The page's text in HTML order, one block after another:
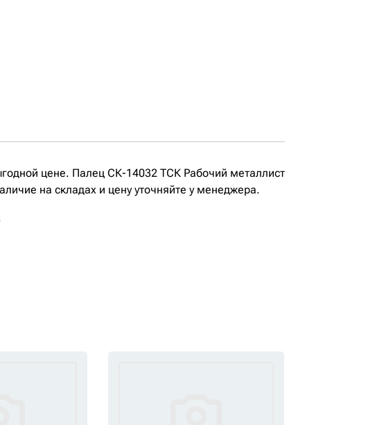
цене. Палец СК-14032 ТСК Рабочий металлист
на складах и цену уточняйте у менеджера.